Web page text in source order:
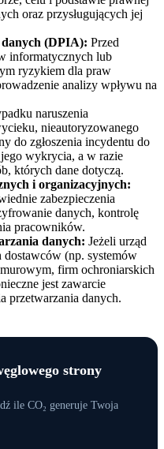
oraz przysługujących jej
(DPIA): Przed
informatycznych lub
ryzykiem dla praw
analizy wpływu na
naruszenia
nieautoryzowanego
do zgłoszenia incydentu do
wykrycia, a w razie
których dane dotyczą.
i organizacyjnych:
zabezpieczenia
danych, kontrolę
pracowników.
danych: Jeżeli urząd
dostawców (np. systemów
firm ochroniarskich
jest zawarcie
przetwarzania danych.
strony
ile CO₂ generuje Twoja